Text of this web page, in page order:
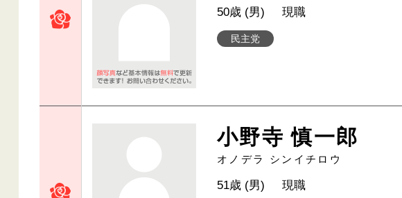
民主党
50歳 (男) 現職
小野寺 慎一郎
オノデラ シンイチロウ
51歳 (男) 現職